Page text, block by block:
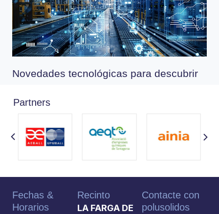
Novedades tecnológicas para descubrir
Partners
Fechas &
Horarios
Recinto
LA FARGA DE
Contacte con
polusolidos